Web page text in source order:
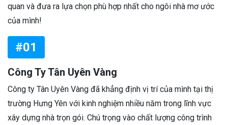
quan và đưa ra lựa chọn phù hợp nhất cho ngôi nhà mơ ước
của mình!
#01
Công Ty Tân Uyên Vàng
Công ty Tân Uyên Vàng đã khẳng định vị trí của mình tại thị
trường Hưng Yên với kinh nghiệm nhiều năm trong lĩnh vực
xây dựng nhà trọn gói. Chú trọng vào chất lượng công trình